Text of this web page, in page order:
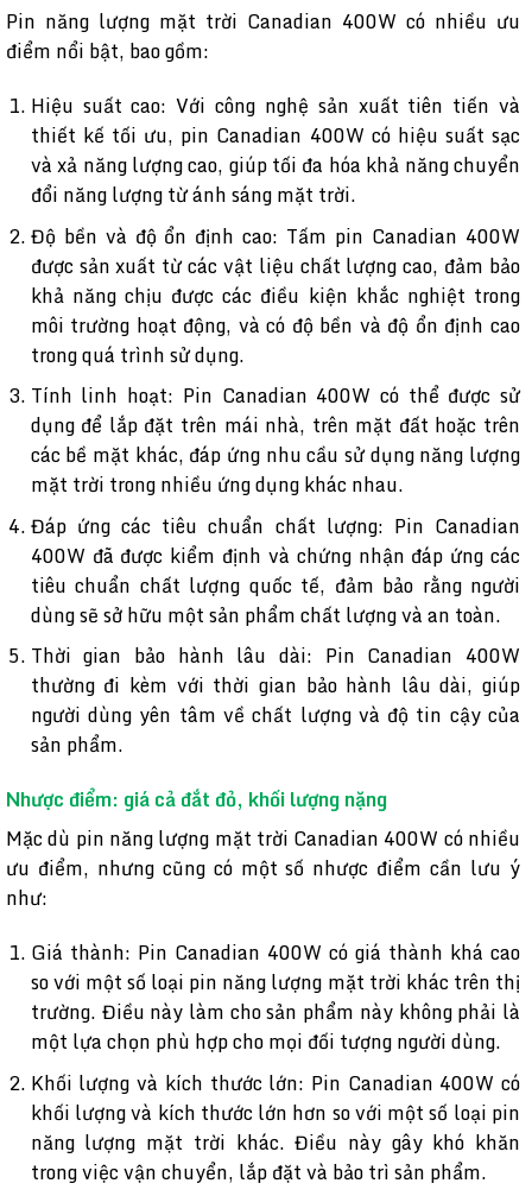
Pin năng lượng mặt trời Canadian 400W có nhiều ưu
điểm nổi bật, bao gồm:
Hiệu suất cao: Với công nghệ sản xuất tiên tiến và
thiết kế tối ưu, pin Canadian 400W có hiệu suất sạc
và xả năng lượng cao, giúp tối đa hóa khả năng chuyển
đổi năng lượng từ ánh sáng mặt trời.
Độ bền và độ ổn định cao: Tấm pin Canadian 400W
được sản xuất từ các vật liệu chất lượng cao, đảm bảo
khả năng chịu được các điều kiện khắc nghiệt trong
môi trường hoạt động, và có độ bền và độ ổn định cao
trong quá trình sử dụng.
Tính linh hoạt: Pin Canadian 400W có thể được sử
dụng để lắp đặt trên mái nhà, trên mặt đất hoặc trên
các bề mặt khác, đáp ứng nhu cầu sử dụng năng lượng
mặt trời trong nhiều ứng dụng khác nhau.
Đáp ứng các tiêu chuẩn chất lượng: Pin Canadian
400W đã được kiểm định và chứng nhận đáp ứng các
tiêu chuẩn chất lượng quốc tế, đảm bảo rằng người
dùng sẽ sở hữu một sản phẩm chất lượng và an toàn.
Thời gian bảo hành lâu dài: Pin Canadian 400W
thường đi kèm với thời gian bảo hành lâu dài, giúp
người dùng yên tâm về chất lượng và độ tin cậy của
sản phẩm.
Nhược điểm: giá cả đắt đỏ, khối lượng nặng
Mặc dù pin năng lượng mặt trời Canadian 400W có nhiều
ưu điểm, nhưng cũng có một số nhược điểm cần lưu ý
như:
Giá thành: Pin Canadian 400W có giá thành khá cao
so với một số loại pin năng lượng mặt trời khác trên thị
trường. Điều này làm cho sản phẩm này không phải là
một lựa chọn phù hợp cho mọi đối tượng người dùng.
Khối lượng và kích thước lớn: Pin Canadian 400W có
khối lượng và kích thước lớn hơn so với một số loại pin
năng lượng mặt trời khác. Điều này gây khó khăn
trong việc vận chuyển, lắp đặt và bảo trì sản phẩm.